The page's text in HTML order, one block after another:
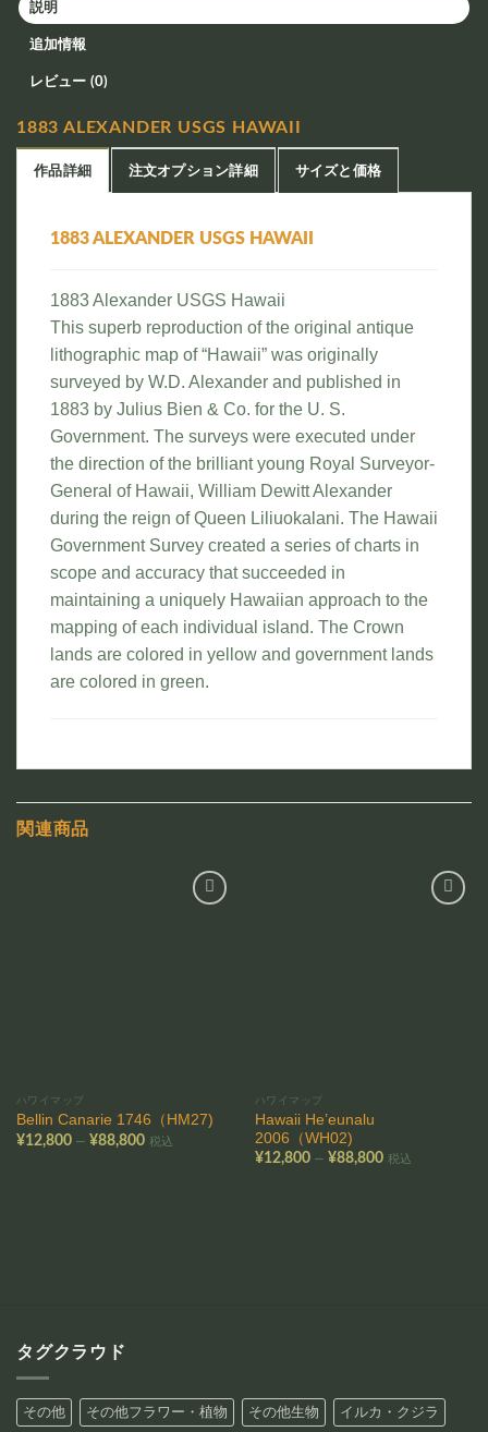
説明
追加情報
レビュー (0)
1883 ALEXANDER USGS HAWAII
作品詳細 注文オプション詳細 サイズと価格
1883 ALEXANDER USGS HAWAII
1883 Alexander USGS Hawaii
This superb reproduction of the original antique
lithographic map of “Hawaii” was originally
surveyed by W.D. Alexander and published in
1883 by Julius Bien & Co. for the U. S.
Government. The surveys were executed under
the direction of the brilliant young Royal Surveyor-
General of Hawaii, William Dewitt Alexander
during the reign of Queen Liliuokalani. The Hawaii
Government Survey created a series of charts in
scope and accuracy that succeeded in
maintaining a uniquely Hawaiian approach to the
mapping of each individual island. The Crown
lands are colored in yellow and government lands
are colored in green.
関連商品
ハワイマップ
Bellin Canarie 1746（HM27)
¥12,800 – ¥88,800価税込
ハワイマップ
Hawaii He’eunalu
2006（WH02)
¥12,800 – ¥88,800価税込
タグクラウド
その他 その他フラワー・植物 その他生物 イルカ・クジラ